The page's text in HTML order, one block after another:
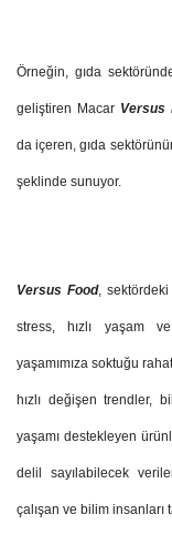
Örneğin, gıda
geliştiren Macar Versus
da içeren, gıda
şeklinde sunuyor.
Versus Food, sektördeki
stress, hızlı yaşam
yaşamımıza soktuğu
hızlı değişen trendler,
yaşamı destekleyen
delil sayılabilecek
çalışan ve bilim insanları